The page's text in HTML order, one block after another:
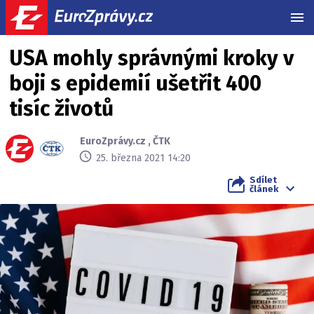
USA mohly správnými kroky v
boji s epidemií ušetřit 400
tisíc životů
EuroZprávy.cz ,ČTK
25. března 2021 14:20
Sdílet
článek